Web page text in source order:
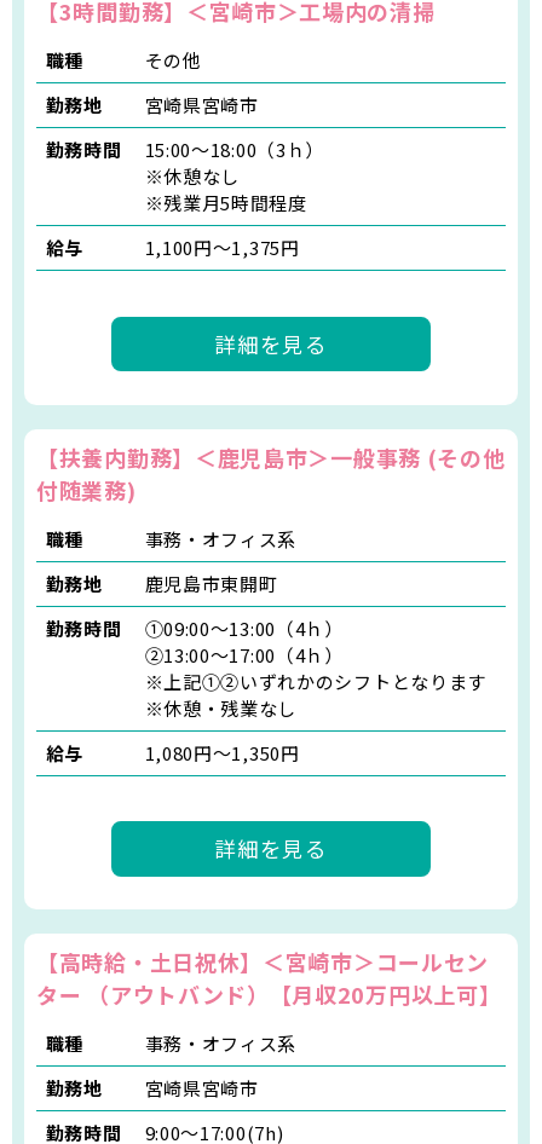
【3時間勤務】＜宮崎市＞工場内の清掃
職種
その他
勤務地
宮崎県宮崎市
勤務時間
15:00～18:00（3ｈ）
※休憩なし
※残業月5時間程度
給与
1,100円～1,375円
詳細を見る
【扶養内勤務】＜鹿児島市＞一般事務 (その他
付随業務)
職種
事務・オフィス系
勤務地
鹿児島市東開町
勤務時間
①09:00～13:00（4ｈ）
②13:00～17:00（4ｈ）
※上記①②いずれかのシフトとなります
※休憩・残業なし
給与
1,080円～1,350円
詳細を見る
【高時給・土日祝休】＜宮崎市＞コールセン
ター （アウトバンド）【月収20万円以上可】
職種
事務・オフィス系
勤務地
宮崎県宮崎市
勤務時間
9:00～17:00(7h)